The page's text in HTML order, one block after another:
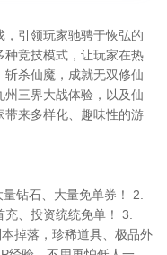
，引领玩家驰骋于恢弘的
竞技模式，让玩家在热
斩杀仙魔，成就无双修仙
州三界大战体验，以及仙
来多样化、趣味性的游
钻石、大量免单券！ 2.
充、投资统统免单！ 3.
掉落，珍稀道具、极品外